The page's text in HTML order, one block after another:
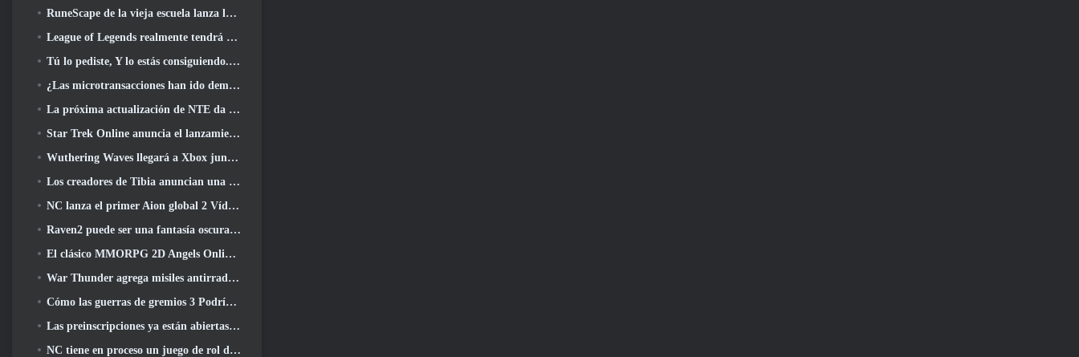
RuneScape de la vieja escuela lanza la misión Gran Maestro 'The Blood Moon Rises', Poniendo fin a una línea de búsqueda de 20 años
League of Legends realmente tendrá un modo clásico
Tú lo pediste, Y lo estás consiguiendo. Los gremios ahora están disponibles en Eterspire
¿Las microtransacciones han ido demasiado lejos en los juegos gratuitos??
La próxima actualización de NTE da un paso atrás hacia un juego de mesa de fantasía
Star Trek Online anuncia el lanzamiento de la próxima temporada “Undiscovered”
Wuthering Waves llegará a Xbox junto con la versión 3.5 Actualizar
Los creadores de Tibia anuncian una nueva prueba del MMORPG de zombis de la vieja escuela, Persistir en línea
NC lanza el primer Aion global 2 Vídeo para desarrolladores, Compartir detalles sobre el juego
Raven2 puede ser una fantasía oscura, Pero eso no detiene la diversión del verano
El clásico MMORPG 2D Angels Online global se lanza hoy
War Thunder agrega misiles antirradiación y medidas de soporte electrónico en la actualización de caballería pesada
Cómo las guerras de gremios 3 Podría estar buscando innovar en el espacio MMO
Las preinscripciones ya están abiertas para MIRESI de Smilegate: Futuro invisible
NC tiene en proceso un juego de rol de Magical Girl con un estilo artístico inspirado en el anime de los 90